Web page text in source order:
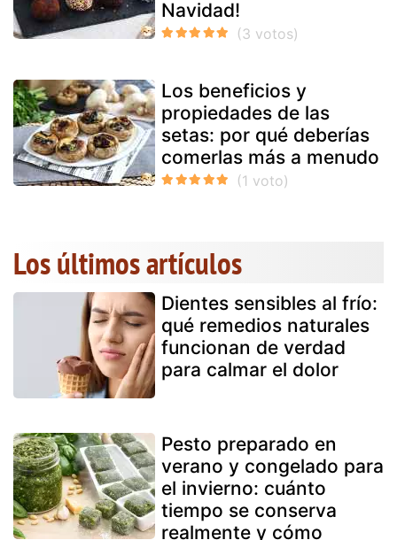
Navidad!
Los beneficios y
propiedades de las
setas: por qué deberías
comerlas más a menudo
Los últimos artículos
Dientes sensibles al frío:
qué remedios naturales
funcionan de verdad
para calmar el dolor
Pesto preparado en
verano y congelado para
el invierno: cuánto
tiempo se conserva
realmente y cómo